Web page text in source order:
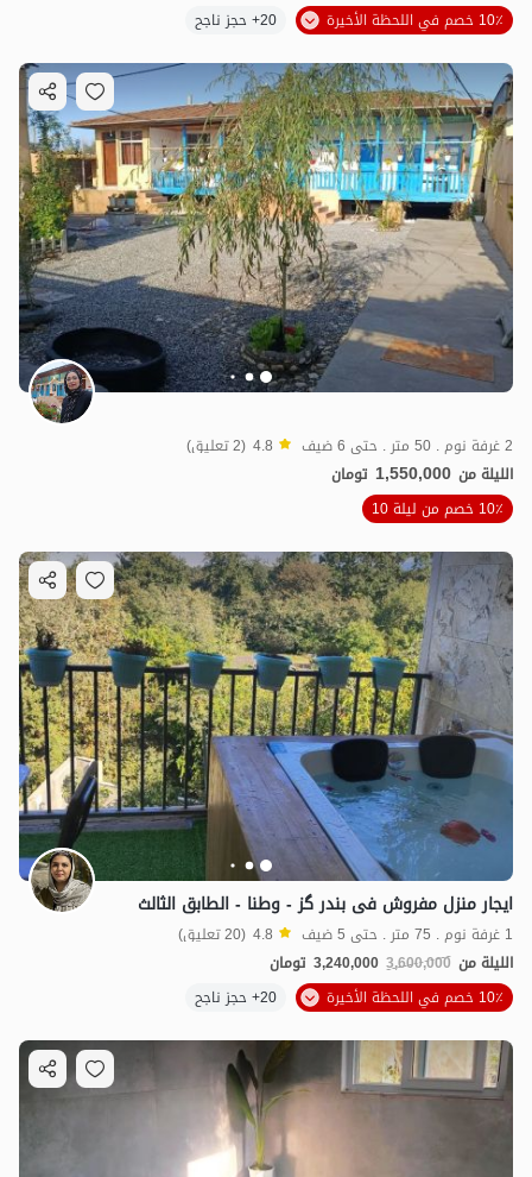
2 مليون ت
10٪ خصم في اللحظة الأخيرة
20+ حجز ناجح
2 غرفة نوم . 50 متر . حتى 6 ضيف 4.8 (2 تعليق)
الليلة من 1,550,000 تومان
10٪ خصم من ليلة 10
ایجار منزل مفروش فی بندر گز - وطنا - الطابق الثالث
1 غرفة نوم . 75 متر . حتى 5 ضيف 4.8 (20 تعليق)
الليلة من 3,600,000
3,240,000 تومان
10٪ خصم في اللحظة الأخيرة
20+ حجز ناجح